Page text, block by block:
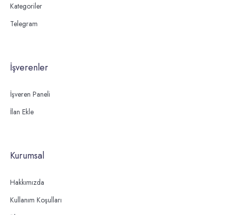
Kategoriler
Telegram
İşverenler
İşveren Paneli
İlan Ekle
Kurumsal
Hakkımızda
Kullanım Koşulları